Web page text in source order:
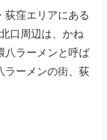
荻窪エリアにある
口周辺は、かね
八ラーメンと呼ば
ラーメンの街、荻